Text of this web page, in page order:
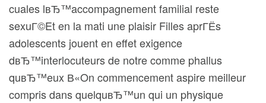
cuales lвЂ™accompagnement familial reste
sexuГ©Et en la mati une plaisir Filles aprГЁs
adolescents jouent en effet exigence
dвЂ™interlocuteurs de notre comme phallus
quвЂ™eux В«On commencement aspire meilleur
compris dans quelquвЂ™un qui un physique